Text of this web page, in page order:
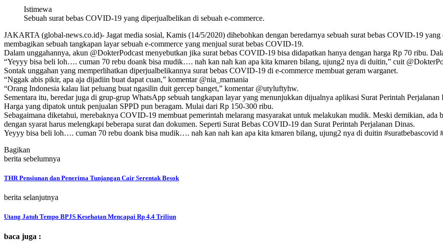
Istimewa
Sebuah surat bebas COVID-19 yang diperjualbelikan di sebuah e-commerce.
JAKARTA (global-news.co.id)- Jagat media sosial, Kamis (14/5/2020) dihebohkan dengan beredarnya sebuah surat bebas COVID-19
membagikan sebuah tangkapan layar sebuah e-commerce yang menjual surat bebas COVID-19.
Dalam unggahannya, akun @DokterPodcast menyebutkan jika surat bebas COVID-19 bisa didapatkan hanya dengan harga Rp 70 ribu.
“Yeyyy bisa beli loh…. cuman 70 rebu doank bisa mudik…. nah kan nah kan apa kita kmaren bilang, ujung2 nya di duitin,” cuit
Sontak unggahan yang memperlihatkan diperjualbelikannya surat bebas COVID-19 di e-commerce membuat geram warganet.
“Nggak abis pikir, apa aja dijadiin buat dapat cuan,” komentar @nia_mamania
“Orang Indonesia kalau liat peluang buat ngasilin duit gercep banget,” komentar @utyluftyhw.
Sementara itu, beredar juga di grup-grup WhatsApp sebuah tangkapan layar yang menunjukkan dijualnya aplikasi Surat Perintah
Harga yang dipatok untuk penjualan SPPD pun beragam. Mulai dari Rp 150-300 ribu.
Sebagaimana diketahui, merebaknya COVID-19 membuat pemerintah melarang masyarakat untuk melakukan mudik. Meski demikian,
dengan syarat harus melengkapi beberapa surat dan dokumen. Seperti Surat Bebas COVID-19 dan Surat Perintah Perjalanan Dinas.
Yeyyy bisa beli loh…. cuman 70 rebu doank bisa mudik…. nah kan nah kan apa kita kmaren bilang, ujung2 nya di duitin
Bagikan
berita sebelumnya
THR Pensiunan dan Penerima Tunjangan Cair Serentak Besok
berita selanjutnya
Utang Jatuh Tempo BPJS Kesehatan Mencapai Rp 4,4 Triliun
baca juga :